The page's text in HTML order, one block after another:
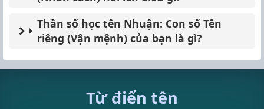
Thần số học tên Nhuận: Con số Tên
riêng (Vận mệnh) của bạn là gì?
Từ điển tên